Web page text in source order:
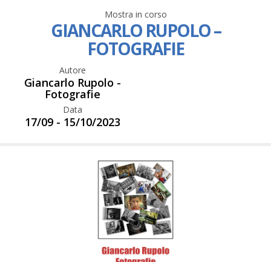
Mostra in corso
GIANCARLO RUPOLO –
FOTOGRAFIE
Autore
Giancarlo Rupolo -
Fotografie
Data
17/09 - 15/10/2023